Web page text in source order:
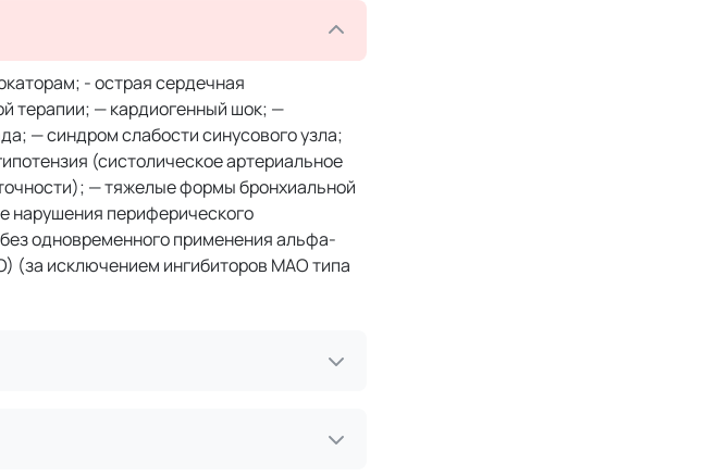
- острая сердечная
терапии; — кардиогенный шок; —
— синдром слабости синусового узла;
(систолическое артериальное
— тяжелые формы бронхиальной
нарушения периферического
одновременного применения альфа-
(за исключением ингибиторов МАО типа